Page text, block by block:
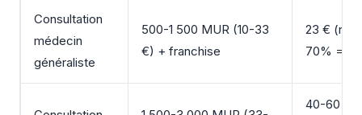
Consultation
médecin
généraliste
500-1 500 MUR (10-33
€) + franchise
23 €
70% = 7
40-60 €